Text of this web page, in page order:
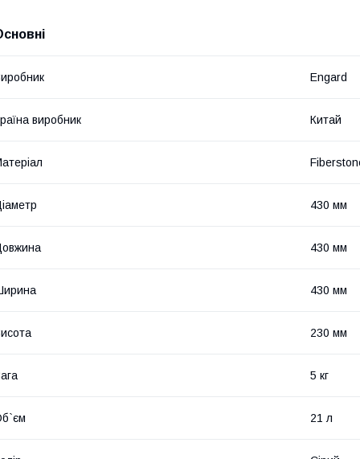
Engard
виробник Китай
430 мм
430 мм
430 мм
230 мм
5 кг
21 л